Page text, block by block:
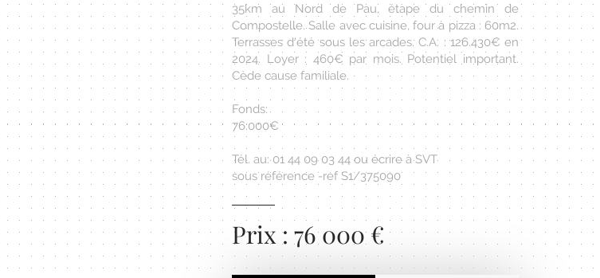
35km au Nord de Pau, étape du chemin de
Compostelle. Salle avec cuisine, four à pizza : 60m2.
Terrasses d'été sous les arcades. C.A. : 126.430€ en
2024. Loyer : 460€ par mois. Potentiel important.
Cède cause familiale.
Fonds:
76.000€
Tél. au: 01 44 09 03 44 ou écrire à SVT
sous référence -ref S1/375090
Prix : 76 000 €